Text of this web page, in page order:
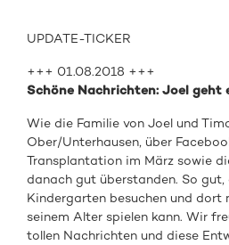
UPDATE-TICKER
+++ 01.08.2018 +++
Schöne Nachrichten: Joel geht
Wie die Familie von Joel und
Ober/Unterhausen, über
Transplantation im März sowie
danach gut überstanden. So gut,
Kindergarten besuchen und dort
seinem Alter spielen kann. Wir
tollen Nachrichten und diese